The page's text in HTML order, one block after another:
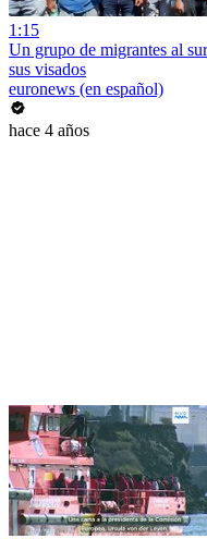
1:15
Un grupo de migrantes al
sus visados
euronews (en español)
hace 4 años